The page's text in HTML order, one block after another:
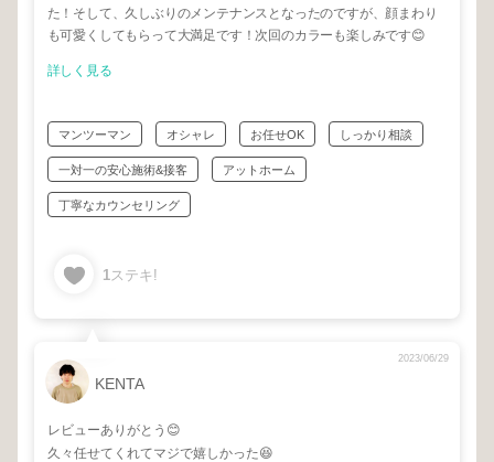
た！そして、久しぶりのメンテナンスとなったのですが、顔まわり
も可愛くしてもらって大満足です！次回のカラーも楽しみです😊
詳しく見る
マンツーマン オシャレ お任せOK しっかり相談
一対一の安心施術&接客 アットホーム
丁寧なカウンセリング
1ステキ!
KENTA
2023/06/29
レビューありがとう😊
久々任せてくれてマジで嬉しかった😆